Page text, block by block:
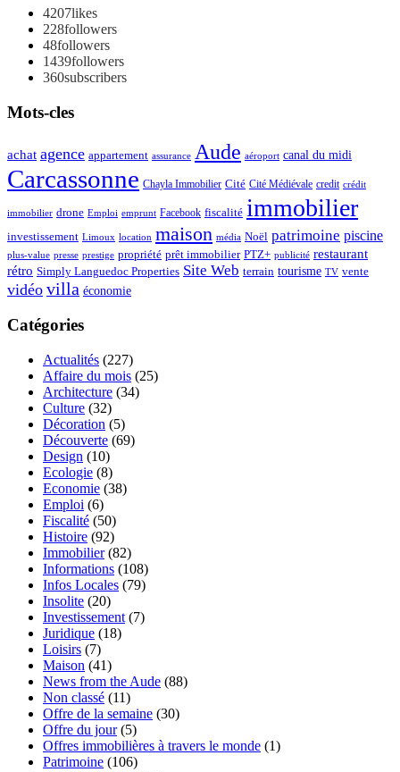
4207likes
228followers
48followers
1439followers
360subscribers
Mots-cles
achat agence appartement assurance Aude aéroport canal du midi
Carcassonne Chayla Immobilier Cité Cité Médiévale credit crédit
immobilier drone Emploi emprunt Facebook fiscalité immobilier
investissement Limoux location maison média Noël patrimoine piscine
plus-value presse prestige propriété prêt immobilier PTZ+ publicité restaurant
rétro Simply Languedoc Properties Site Web terrain tourisme TV vente
vidéo villa économie
Catégories
Actualités (227)
Affaire du mois (25)
Architecture (34)
Culture (32)
Décoration (5)
Découverte (69)
Design (10)
Ecologie (8)
Economie (38)
Emploi (6)
Fiscalité (50)
Histoire (92)
Immobilier(82)
Informations (108)
Infos Locales (79)
Insolite (20)
Investissement (7)
Juridique (18)
Loisirs (7)
Maison (41)
News from the Aude (88)
Non classé (11)
Offre de la semaine (30)
Offre du jour(5)
Offres immobilières à travers le monde (1)
Patrimoine (106)